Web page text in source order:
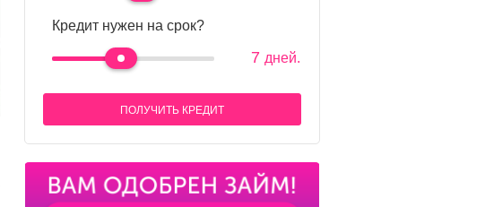
Кредит нужен на срок?
7 дней.
ПОЛУЧИТЬ КРЕДИТ